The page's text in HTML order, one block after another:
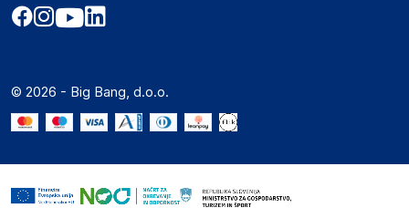
Akt o digitalnih storitvah
Marketplace za partnerje
Novosti
Zavarovanje izdelkov
Kako oddati naročilo?
© 2026 - Big Bang, d.o.o.